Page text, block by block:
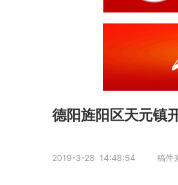
德阳旌阳区天元镇
2019-3-28 14:48:54 稿件来